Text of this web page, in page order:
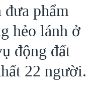
phẩm
hẻo lánh ở
động đất
22 người.